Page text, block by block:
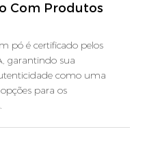
Com Produtos
pó é certificado pelos
garantindo sua
como uma
para os